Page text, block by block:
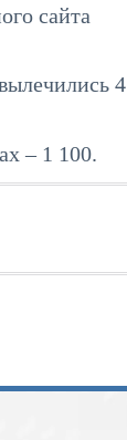
сайта
4
– 1 100.